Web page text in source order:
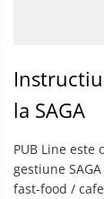
la SAGA
PUB Line
gestiune
fast-food /